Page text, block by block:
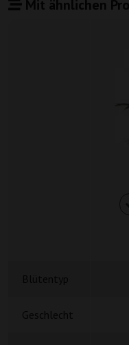
Mit ähnlichen
Geschlecht